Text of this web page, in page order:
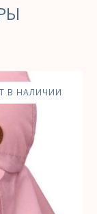
В НАЛИЧИИ